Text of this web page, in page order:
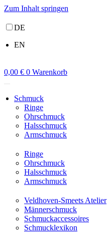
Zum Inhalt springen
DE
EN
0,00 € 0 Warenkorb
Schmuck
Ringe
Ohrschmuck
Halsschmuck
Armschmuck
Ringe
Ohrschmuck
Halsschmuck
Armschmuck
Veldhoven-Smeets Atelier
Männerschmuck
Schmuckaccessoires
Schmucklexikon